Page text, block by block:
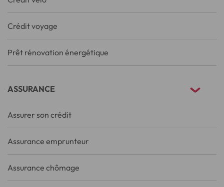
Crédit voyage
Prêt rénovation énergétique
ASSURANCE
Assurer son crédit
Assurance emprunteur
Assurance chômage